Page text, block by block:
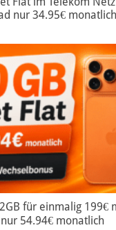
nur 34.95€ monatlich
für einmalig 199€
54.94€ monatlich